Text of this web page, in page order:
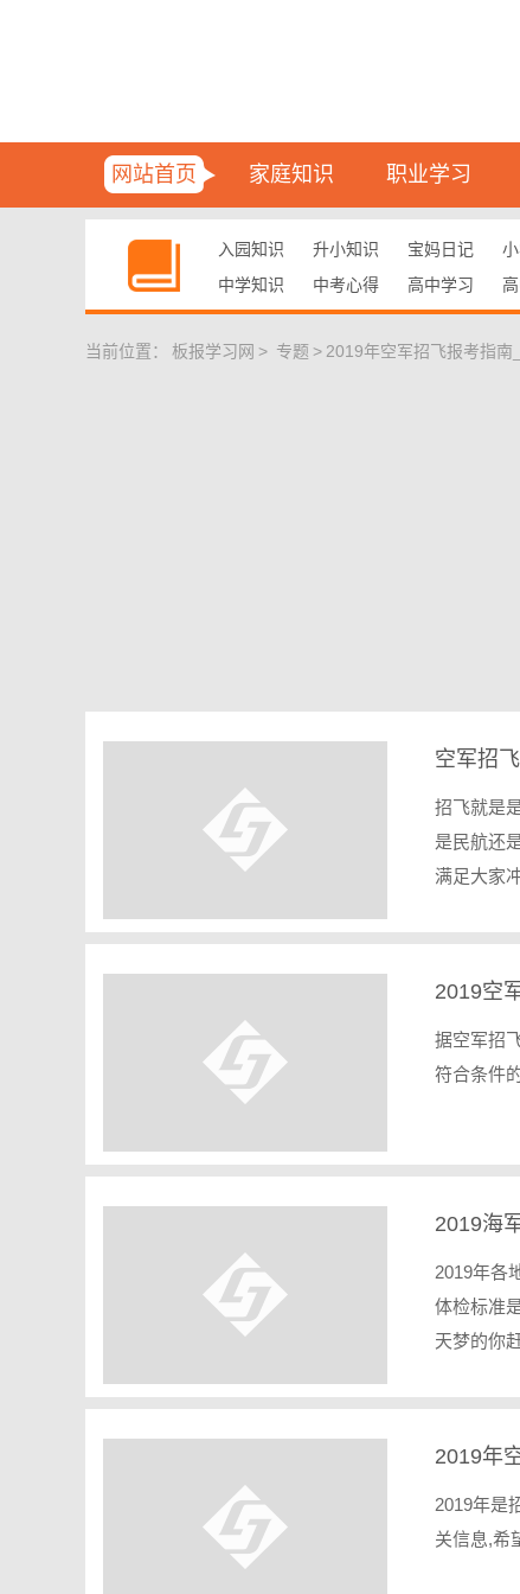
网站首页 家庭知识 职业学习
入园知识 升小知识 宝妈日记
中学知识
中考心得 高中学习
当前位置： 板报学习网 > 专题 > 2019年空军招飞报考指
空军招
招飞就是
是民航还
满足大家
2019空
据空军招
符合条件
2019海
2019年各
体检标准
天梦的你
2019年
2019年是
关信息,希